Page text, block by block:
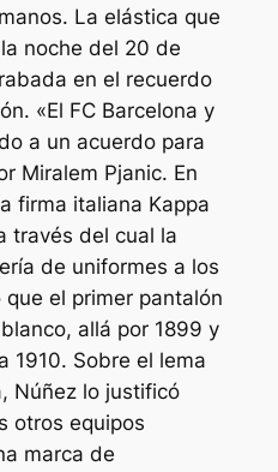
La elástica que
noche del 20 de
en el recuerdo
«El FC Barcelona y
a un acuerdo para
Miralem Pjanic. En
firma italiana Kappa
través del cual la
de uniformes a los
el primer pantalón
allá por 1899 y
1910. Sobre el lema
Núñez lo justificó
otros equipos
marca de